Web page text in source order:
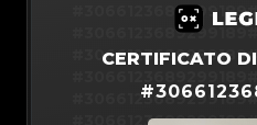
#3066123689299189
#3066123689299189
#3066123689299189
#3066123689299189
#3066123689299189
CERTIFICATO
#